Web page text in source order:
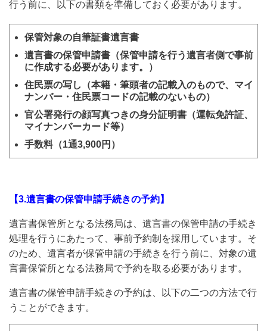
行う前に、以下の書類を準備しておく必要があります。
保管対象の自筆証書遺言書
遺言書の保管申請書（保管申請を行う遺言者側で事前
に作成する必要があります。）
住民票の写し（本籍・筆頭者の記載入のもので、マイ
ナンバー・住民票コードの記載のないもの）
官公署発行の顔写真つきの身分証明書（運転免許証、
マイナンバーカード等）
手数料（1通3,900円）
【3.遺言書の保管申請手続きの予約】
遺言書保管所となる法務局は、遺言書の保管申請の手続き
処理を行うにあたって、事前予約制を採用しています。そ
のため、遺言者が保管申請の手続きを行う前に、対象の遺
言書保管所となる法務局で予約を取る必要があります。
遺言書の保管申請手続きの予約は、以下の二つの方法で行
うことができます。